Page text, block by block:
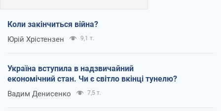
Коли закінчиться війна?
Юрій Хрістензен 9,1 т.
Україна вступила в надзвичайний
економічний стан. Чи є світло вкінці тунелю?
Вадим Денисенко 7,5 т.